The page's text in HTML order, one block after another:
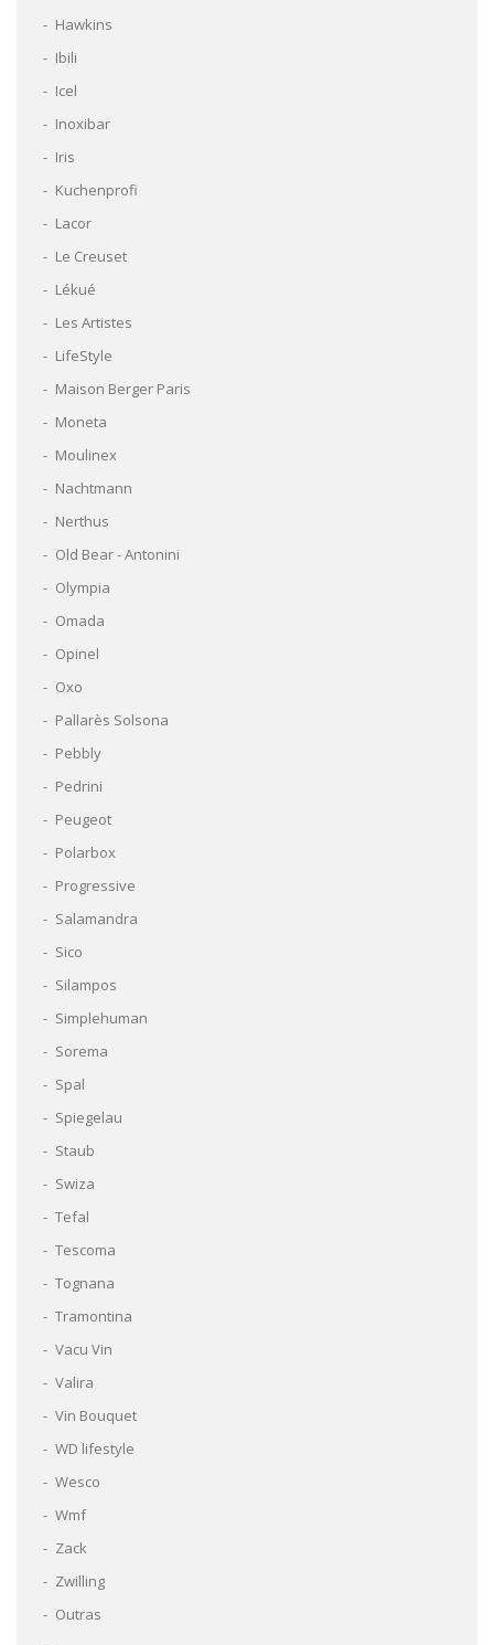
Hawkins
Ibili
Icel
Inoxibar
Iris
Kuchenprofi
Lacor
Le Creuset
Lékué
Les Artistes
LifeStyle
Maison Berger Paris
Moneta
Moulinex
Nachtmann
Nerthus
Old Bear - Antonini
Olympia
Omada
Opinel
Oxo
Pallarès Solsona
Pebbly
Pedrini
Peugeot
Polarbox
Progressive
Salamandra
Sico
Silampos
Simplehuman
Sorema
Spal
Spiegelau
Staub
Swiza
Tefal
Tescoma
Tognana
Tramontina
Vacu Vin
Valira
Vin Bouquet
WD lifestyle
Wesco
Wmf
Zack
Zwilling
Outras